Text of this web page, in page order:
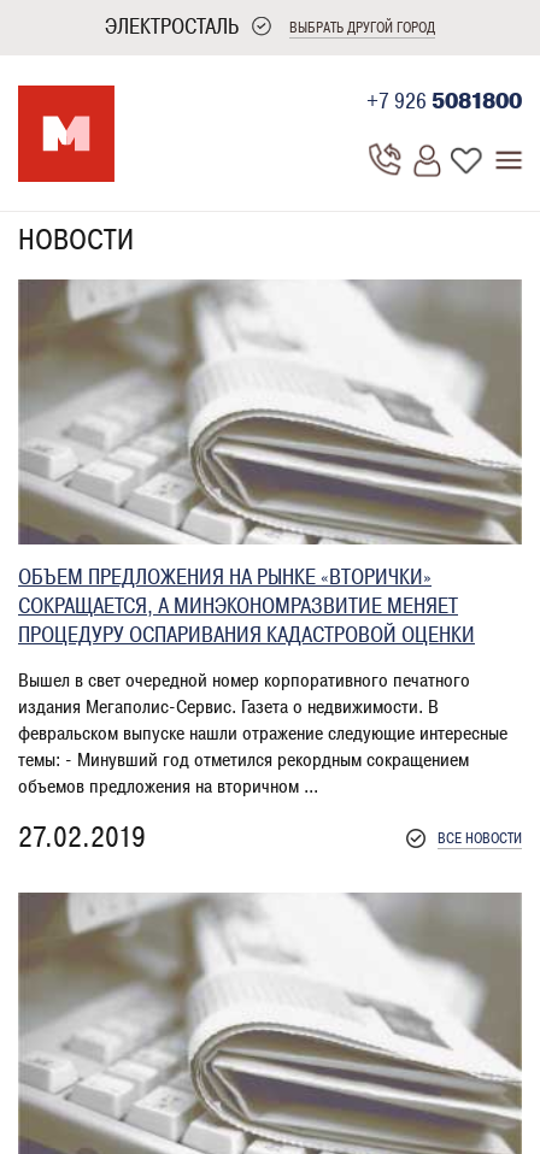
ЭЛЕКТРОСТАЛЬ ВЫБРАТЬ ДРУГОЙ ГОРОД
+7 926 5081800
НОВОСТИ
ОБЪЕМ ПРЕДЛОЖЕНИЯ НА РЫНКЕ «ВТОРИЧКИ»
СОКРАЩАЕТСЯ, А МИНЭКОНОМРАЗВИТИЕ МЕНЯЕТ
ПРОЦЕДУРУ ОСПАРИВАНИЯ КАДАСТРОВОЙ ОЦЕНКИ
Вышел в свет очередной номер корпоративного печатного
издания Мегаполис-Сервис. Газета о недвижимости. В
февральском выпуске нашли отражение следующие интересные
темы: - Минувший год отметился рекордным сокращением
объемов предложения на вторичном ...
27.02.2019 ВСЕ НОВОСТИ